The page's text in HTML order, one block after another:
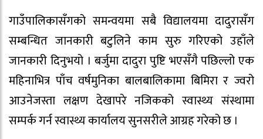
गाउँपालिकासँगको समन्वयमा सबै विद्यालयमा दादुरासँग
सम्बन्धित जानकारी बटुलिने काम सुरु गरिएको उहाँले
जानकारी दिनुभयो । बर्जुमा दादुरा पुष्टि भएसँगै पछिल्लो एक
महिनाभित्र पाँच वर्षमुनिका बालबालिकामा बिमिरा र ज्वरो
आउनेजस्ता लक्षण देखापरे नजिकको स्वास्थ्य संस्थामा
सम्पर्क गर्न स्वास्थ्य कार्यालय सुनसरीले आग्रह गरेको छ ।